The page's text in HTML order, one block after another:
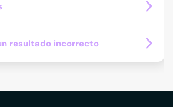
resultado incorrecto